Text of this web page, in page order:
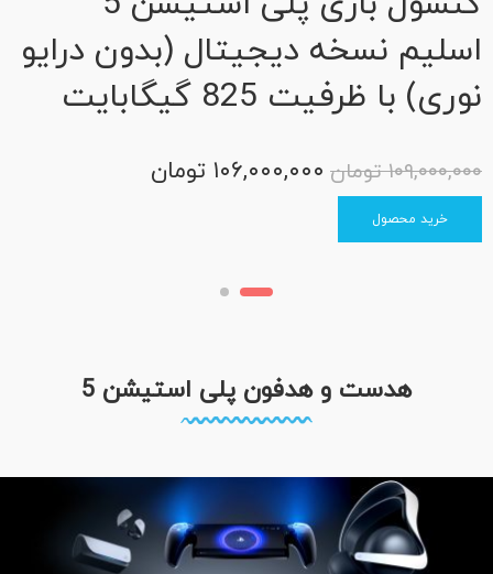
اسلیم نسخه دیجیتال (بدون درایو
نوری) با ظرفیت 825 گیگابایت
۱۰۹,۰۰۰,۰۰۰ تومان ۱۰۶,۰۰۰,۰۰۰ تومان
خرید محصول
هدست و هدفون پلی استیشن 5